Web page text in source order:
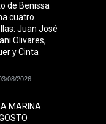
de Benissa
cuatro
Juan José
Olivares,
y Cinta
08/2026
MARINA